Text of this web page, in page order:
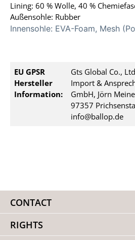
Lining: 60 % Wolle, 40 %
Außensohle: Rubber
Innensohle: EVA-Foam, Mesh
EU GPSR
Hersteller
Information:
Gts Global Co.,
Import &
GmbH, Jörn
97357
info@ballop.de
CONTACT
RIGHTS